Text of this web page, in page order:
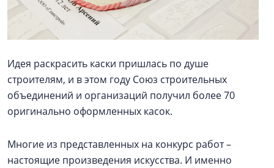
Идея раскрасить каски пришлась по душе
строителям, и в этом году Союз строительных
объединений и организаций получил более 70
оригинально оформленных касок.
Многие из представленных на конкурс работ –
настоящие произведения искусства. И именно